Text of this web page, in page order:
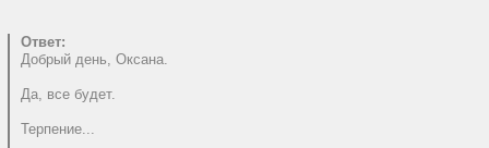
Ответ:
Добрый день, Оксана.
Да, все будет.
Терпение...